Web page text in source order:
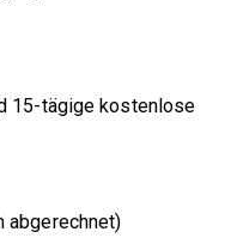
15-tägige kostenlose
abgerechnet)